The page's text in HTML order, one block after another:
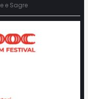
e Sagre